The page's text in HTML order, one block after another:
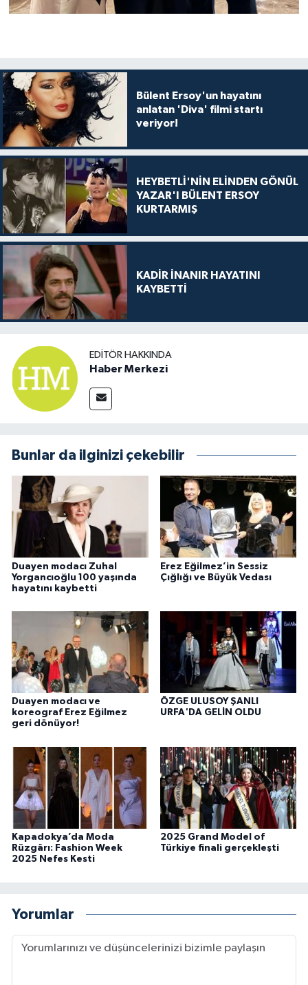
Bülent Ersoy'un hayatını
anlatan 'Diva' filmi startı
veriyor!
HEYBETLİ'NİN ELİNDEN GÖNÜL
YAZAR'I BÜLENT ERSOY
KURTARMIŞ
KADİR İNANIR HAYATINI
KAYBETTİ
EDITÖR HAKKINDA
Haber Merkezi
Bunlar da ilginizi çekebilir
Duayen modacı Zuhal
Yorgancıoğlu 100 yaşında
hayatını kaybetti
Erez Eğilmez’in Sessiz
Çığlığı ve Büyük Vedası
Duayen modacı ve
koreograf Erez Eğilmez
geri dönüyor!
ÖZGE ULUSOY ŞANLI
URFA'DA GELİN OLDU
Kapadokya’da Moda
Rüzgârı: Fashion Week
2025 Nefes Kesti
2025 Grand Model of
Türkiye finali gerçekleşti
Yorumlar